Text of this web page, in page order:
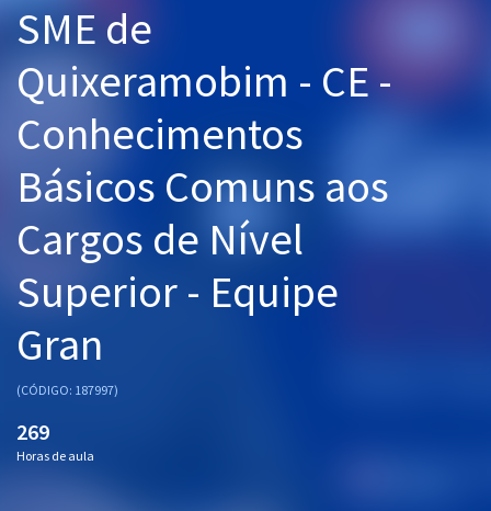
Cursos 20% OFF
Pós
Graduação
OAB
Questões grátis
SME de
Quixeramobim - CE -
Conhecimentos
Básicos Comuns aos
Cargos de Nível
Superior - Equipe
Gran
(CÓDIGO: 187997)
269
Horas de aula